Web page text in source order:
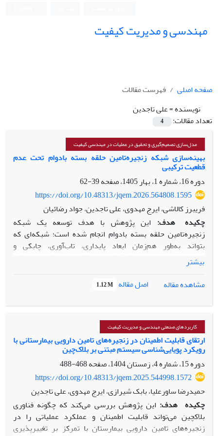
مهندسی و مدیریت کیفیت
صفحه اصلی
فهرست مقالات
نویسنده =علی تاجدین
تعداد مقالات:
4
مدل‌سازی تصمیم‌گیری و تحقیق در عملیات در مهندسی کیفیت
بهینه‌سازی شبکه زنجیره‌تامین حلقه بسته بادوام تحت عدم
قطعیت ترکیبی
دوره 16، شماره 1، بهار 1405، صفحه
39-62
https://doi.org/10.48313/jqem.2026.564808.1595
فریبرز کالاشی، ایرج مهدوی، علی تاجدین، جواد رضائیان
چکیده
هدف: این پژوهش با هدف توسعه یک شبکه
زنجیره‌تامین حلقه بسته بادوام انجام شده است؛ شبکه‌ای که
بتواند به‌طور هم‌زمان ابعاد پایداری، تاب‌آوری، چابکی و
دیجیتال‌سازی را با در نظر گرفتن عدم‌قطعیت‌های فازی-تصادفی
پوشش دهد. اهمیت این مطالعه ازآن‌جهت است که اغلب
زنجیره‌های‌تامین سنتی در مواجهه با نوسانات شدید محیطی،
اختلالات عملیاتی و تغییرات تقاضا فاقد کارایی لازم هستند و نیاز
به رویکردهای تصمیم‌گیری هوشمند و چندبعدی دارند.
منسجم سه‌ مرحله‌ای طراحی گردید. در گام نخست، به‌منظور لحاظ
کردن نوسانات بازار و الگوهای فصلی در ورودی‌های مدل، تقاضا با
استفاده از مدل سری‌های زمانیSARIMAپیش‌بینی شد. در
مرحله دوم، معیارهای ارزیابی تامین‌کنندگان بر اساس مرور
نظام‌مند ادبیات و نظرات متخصصان شناسایی و سپس با روش
بهترین-بدترین فازی-تصادفی وزن‌دهی گردید؛ پس‌از آن،
رتبه‌بندی تامین‌کنندگان با بهره‌گیری از تکنیک تاپسیس فازی-
تصادفی انجام پذیرفت. درنهایت، برای طراحی و بهینه‌سازی شبکه
زنجیره‌تامین، یک مدل ریاضی چندهدفه با ماهیت فازی-تصادفی
توسعه داده شد و به‌منظور مدیریت عدم قطعیت داده‌ها، رویکرد
بیشتر
مشاهده مقاله
اصل مقاله 1.12 M
کاربردهای صنعتی مهندسی و مدیریت کیفیت
ارتقای قابلیت اطمینان در زنجیره‌های تامین دارویی بیمارستانی با
رویکرد پویایی‌شناسی سیستم‌ مبتنی بر بلاک‌چین
دوره 15، شماره 4، زمستان 1404، صفحه
468-488
https://doi.org/10.48313/jqem.2025.544998.1572
حمیدرضا ساورعلیا، بابک شیرازی، ایرج مهدوی، علی تاجدین
چکیده هدف: این پژوهش بررسی می‌کند که چگونه فناوری
بلاکچین می‌تواند قابلیت اطمینان و عملکرد عملیاتی را در
زنجیره‌های تامین دارویی بیمارستان با تمرکز بر تغییرپذیری